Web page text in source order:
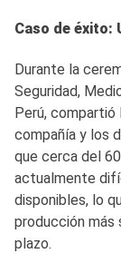
Caso de éxito:
Durante la
Seguridad,
Perú,
compañía y los
que cerca del
actualmente
disponibles, lo
producción más
plazo.